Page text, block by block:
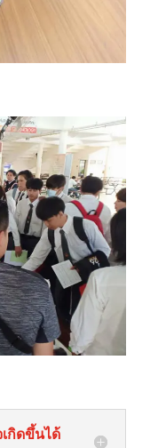
กิดขึ้นได้